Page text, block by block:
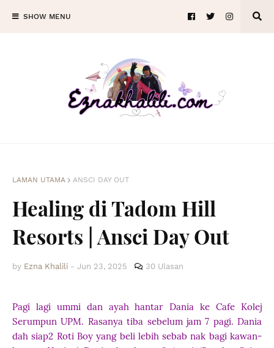
SHOW MENU
LAMAN UTAMA ANSCI DAY OUT
Healing di Tadom Hill
Resorts | Ansci Day Out
by Ezna Khalili - Jun 23, 2025 30 Ulasan
Pagi lagi ummi dan ayah hantar Dania ke Cafe Kolej
Serumpun UPM. Rasanya tiba sebelum jam 7 pagi. Dania
dah siap2 Roti Boy yang beli lebih sebab nak bagi kawan-